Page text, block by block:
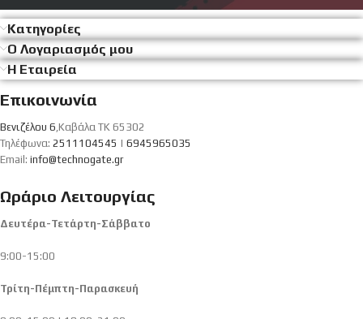
Κατηγορίες
Ο Λογαριασμός μου
Η Εταιρεία
Επικοινωνία
Βενιζέλου 6,Καβάλα ΤΚ 65302
Τηλέφωνα: 2511104545 | 6945965035
Email: info@technogate.gr
Ωράριο Λειτουργίας
Δευτέρα-Τετάρτη-Σάββατο
9:00-15:00
Τρίτη-Πέμπτη-Παρασκευή